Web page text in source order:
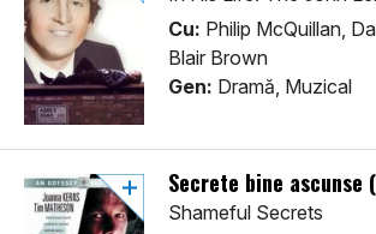
Cu: Philip McQuillan,
Blair Brown
Gen: Dramă, Muzical
Secrete bine ascunse
Shameful Secrets